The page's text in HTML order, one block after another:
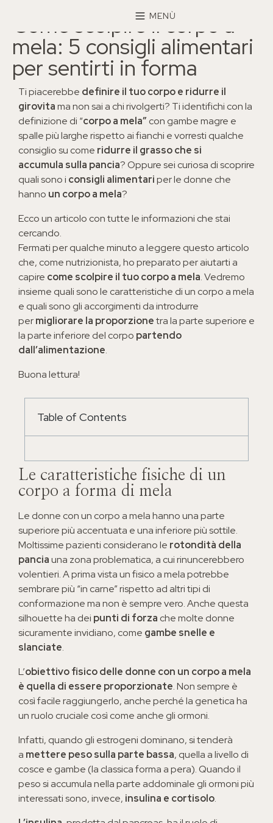
MENÙ
Come scolpire il corpo a
mela: 5 consigli alimentari
per sentirti in forma
Ti piacerebbe definire il tuo corpo e ridurre il
girovitama non sai a chi rivolgerti? Ti identifichi con la
definizione di “corpo a mela” con gambe magre e
spalle più larghe rispetto ai fianchi e vorresti qualche
consiglio su come ridurre il grasso che si
accumula sulla pancia? Oppure sei curiosa di scoprire
quali sono i consigli alimentariper le donne che
hanno un corpo a mela?
Ecco un articolo con tutte le informazioni che stai
cercando.
Fermati per qualche minuto a leggere questo articolo
che, come nutrizionista, ho preparato per aiutarti a
capire come scolpire il tuo corpo a mela. Vedremo
insieme quali sono le caratteristiche di un corpo a mela
e quali sono gli accorgimenti da introdurre
permigliorare la proporzionetra la parte superiore e
la parte inferiore del corpo partendo
dall’alimentazione.
Buona lettura!
Table of Contents
Le caratteristiche fisiche di un
corpo a forma di mela
Le donne con un corpo a mela hanno una parte
superiore più accentuata e una inferiore più sottile.
Moltissime pazienti considerano le rotondità della
panciauna zona problematica, a cui rinuncerebbero
volentieri. A prima vista un fisico a mela potrebbe
sembrare più “in carne” rispetto ad altri tipi di
conformazione ma non è sempre vero. Anche questa
silhouette ha dei punti di forza che molte donne
sicuramente invidiano, come gambe snelle e
slanciate.
L’obiettivo fisico delle donne con un corpo a mela
è quella di essere proporzionate. Non sempre è
così facile raggiungerlo, anche perché la genetica ha
un ruolo cruciale così come anche gli ormoni.
Infatti, quando gli estrogeni dominano, si tenderà
a mettere peso sulla parte bassa, quella a livello di
cosce e gambe (la classica forma a pera). Quando il
peso si accumula nella parte addominale gli ormoni più
interessati sono, invece, insulina e cortisolo.